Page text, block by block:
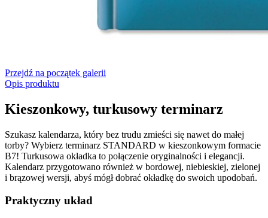
Przejdź na początek galerii
Opis produktu
Kieszonkowy, turkusowy terminarz
Szukasz kalendarza, który bez trudu zmieści się nawet do małej
torby? Wybierz terminarz STANDARD w kieszonkowym formacie
B7! Turkusowa okładka to połączenie oryginalności i elegancji.
Kalendarz przygotowano również w bordowej, niebieskiej, zielonej
i brązowej wersji, abyś mógł dobrać okładkę do swoich upodobań.
Praktyczny układ